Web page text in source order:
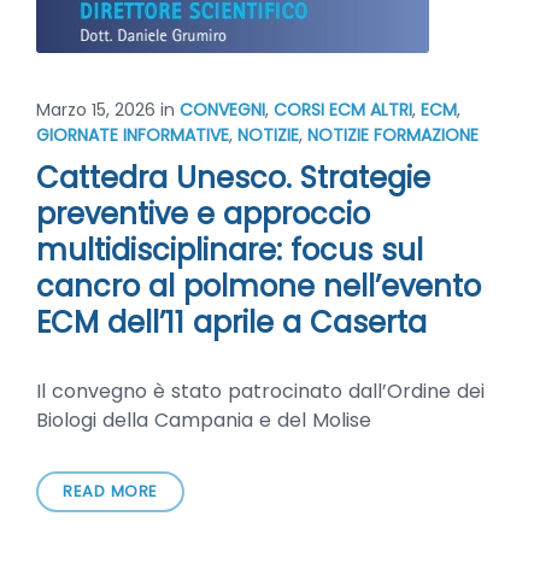
Marzo 15, 2026 in CONVEGNI, CORSI ECM ALTRI, ECM,
GIORNATE INFORMATIVE, NOTIZIE, NOTIZIE FORMAZIONE
Cattedra Unesco. Strategie
preventive e approccio
multidisciplinare: focus sul
cancro al polmone nell’evento
ECM dell’11 aprile a Caserta
Il convegno è stato patrocinato dall’Ordine dei
Biologi della Campania e del Molise
READ MORE